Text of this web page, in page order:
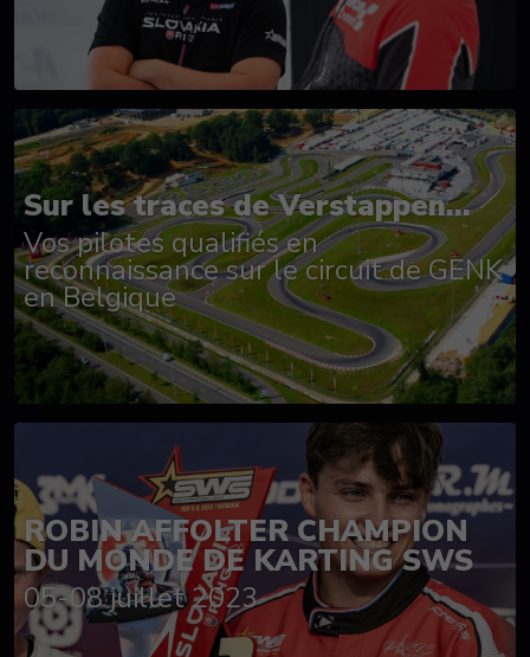
Sur les traces de Verstappen...
Vos pilotes qualifiés en
reconnaissance sur le circuit de GENK
en Belgique
ROBIN AFFOLTER CHAMPION
DU MONDE DE KARTING SWS
05-08 juillet 2023